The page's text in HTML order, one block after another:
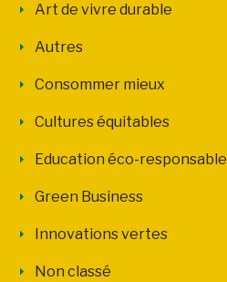
Art de vivre durable
Autres
Consommer mieux
Cultures équitables
Education éco-responsable
Green Business
Innovations vertes
Non classé